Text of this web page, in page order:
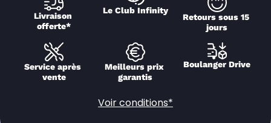
Livraison
offerte*
Le Club Infinity
Retours sous 15
jours
Service après
vente
Meilleurs prix
garantis
Boulanger Drive
Voir conditions*